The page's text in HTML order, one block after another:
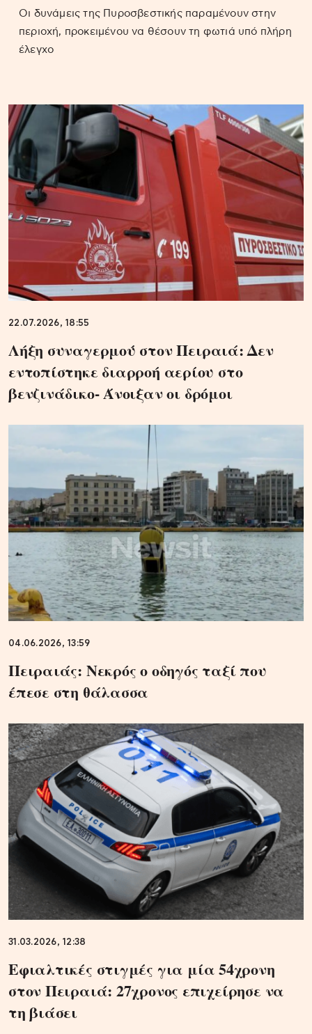
Οι δυνάμεις της Πυροσβεστικής παραμένουν στην
περιοχή, προκειμένου να θέσουν τη φωτιά υπό πλήρη
έλεγχο
22.07.2026, 18:55
Λήξη συναγερμού στον Πειραιά: Δεν
εντοπίστηκε διαρροή αερίου στο
βενζινάδικο- Άνοιξαν οι δρόμοι
04.06.2026, 13:59
Πειραιάς: Νεκρός ο οδηγός ταξί που
έπεσε στη θάλασσα
31.03.2026, 12:38
Εφιαλτικές στιγμές για μία 54χρονη
στον Πειραιά: 27χρονος επιχείρησε να
τη βιάσει